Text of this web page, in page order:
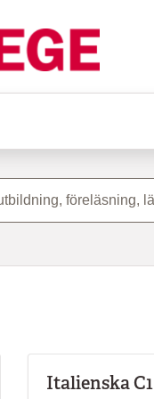
Italienska C1